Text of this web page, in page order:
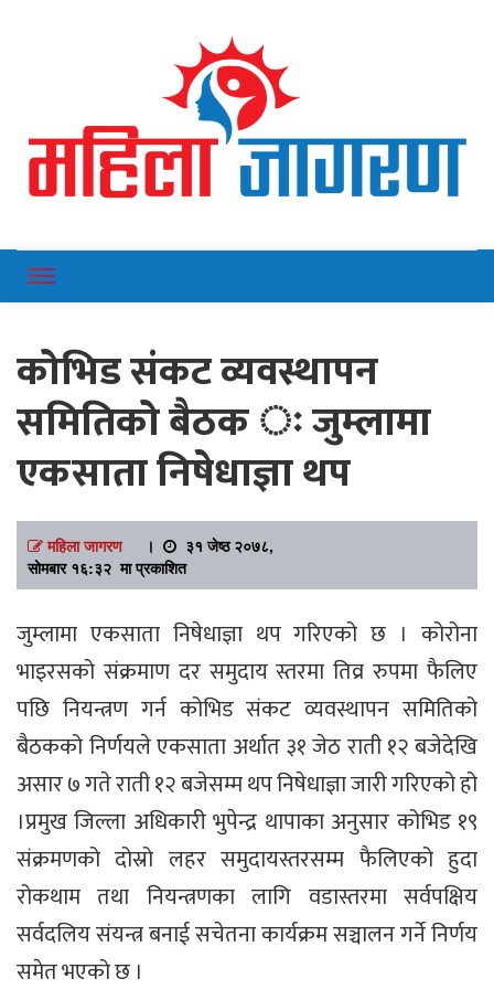
Mahilajagaran
कोभिड संकट व्यवस्थापन
समितिको बैठक ः जुम्लामा
एकसाता निषेधाज्ञा थप
महिला जागरण।
३१ जेष्ठ २०७८,
सोमबार १६:३२ मा प्रकाशित
जुम्लामा एकसाता निषेधाज्ञा थप गरिएको छ । कोरोना
भाइरसको संक्रमाण दर समुदाय स्तरमा तिव्र रुपमा फैलिए
पछि नियन्त्रण गर्न कोभिड संकट व्यवस्थापन समितिको
बैठकको निर्णयले एकसाता अर्थात ३१ जेठ राती १२ बजेदेखि
असार ७ गते राती १२ बजेसम्म थप निषेधाज्ञा जारी गरिएको हो
।प्रमुख जिल्ला अधिकारी भुपेन्द्र थापाका अनुसार कोभिड १९
संक्रमणको दोस्रो लहर समुदायस्तरसम्म फैलिएको हुदा
रोकथाम तथा नियन्त्रणका लागि वडास्तरमा सर्वपक्षिय
सर्वदलिय संयन्त्र बनाई सचेतना कार्यक्रम सञ्चालन गर्ने निर्णय
समेत भएको छ ।